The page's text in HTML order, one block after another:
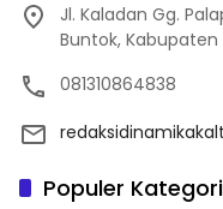
Jl. Kaladan Gg.
Buntok,
081310864838
Populer Kategori